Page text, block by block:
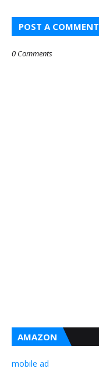
POST A COMMENT
0 Comments
AMAZON
mobile ad